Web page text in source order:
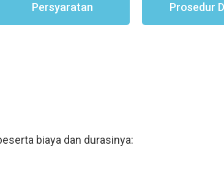
Persyaratan Prosedur
biaya dan durasinya: